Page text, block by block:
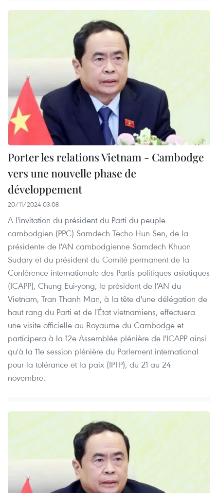
Porter les relations Vietnam - Cambodge
vers une nouvelle phase de
développement
20/11/2024 03:08
A l'invitation du président du Parti du peuple
cambodgien (PPC) Samdech Techo Hun Sen, de la
présidente de l'AN cambodgienne Samdech Khuon
Sudary et du président du Comité permanent de la
Conférence internationale des Partis politiques asiatiques
(ICAPP), Chung Eui-yong, le président de l'AN du
Vietnam, Tran Thanh Man, à la tête d'une délégation de
haut rang du Parti et de l'État vietnamiens, effectuera
une visite officielle au Royaume du Cambodge et
participera à la 12e Assemblée plénière de l'ICAPP ainsi
qu'à la 11e session plénière du Parlement international
pour la tolérance et la paix (IPTP), du 21 au 24
novembre.